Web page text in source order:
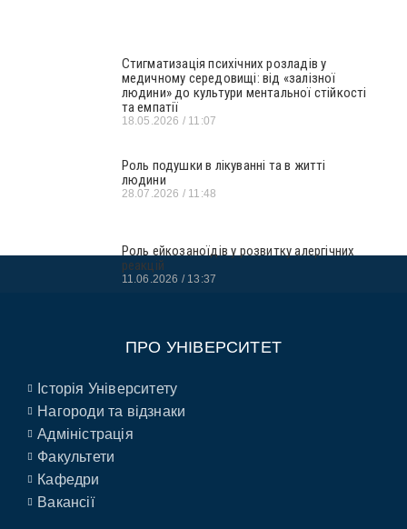
Стигматизація психічних розладів у
медичному середовищі: від «залізної
людини» до культури ментальної стійкості
та емпатії
18.05.2026 11:07
Роль подушки в лікуванні та в житті
людини
28.07.2026 11:48
Роль ейкозаноїдів у розвитку алергічних
реакцій
11.06.2026 13:37
ПРО УНІВЕРСИТЕТ
Історія Університету
Нагороди та відзнаки
Адміністрація
Факультети
Кафедри
Вакансії